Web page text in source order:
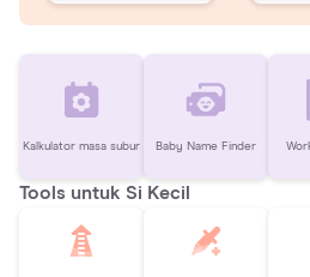
Kalkulator masa subur Baby Name Finder
Tools untuk Si Kecil